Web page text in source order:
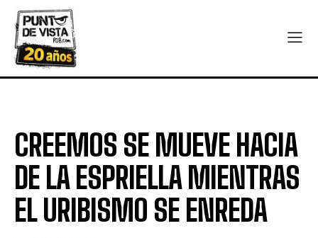
CREEMOS SE MUEVE HACIA
DE LA ESPRIELLA MIENTRAS
EL URIBISMO SE ENREDA